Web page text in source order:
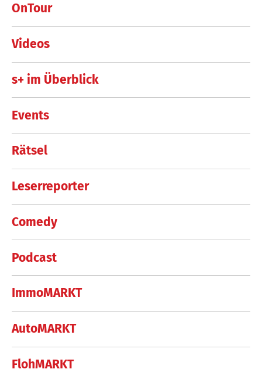
OnTour
Videos
s+ im Überblick
Events
Rätsel
Leserreporter
Comedy
Podcast
ImmoMARKT
AutoMARKT
FlohMARKT